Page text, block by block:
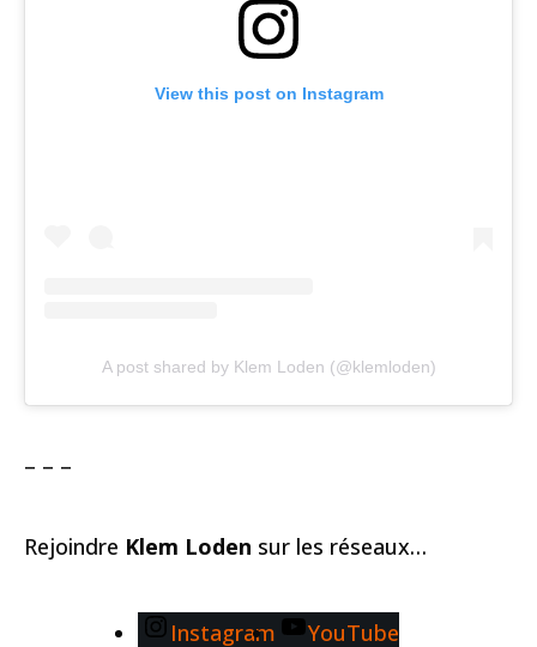
View this post on Instagram
A post shared by Klem Loden (@klemloden)
– – –
Rejoindre Klem Loden sur les réseaux…
Instagram YouTube